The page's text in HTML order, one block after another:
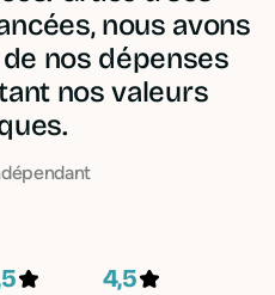
nous avons
nos dépenses
nos valeurs
4,5